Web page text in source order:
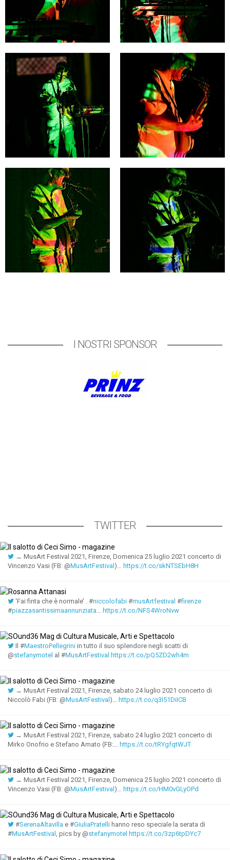
I NOSTRI SPONSOR
TWITTER
→ MusArt Festival 2021, Firenze, Domenica 25 luglio 2021 concerto di
Vincenzo Vasi (FB: @MusArtFestival )… https://t.co/skNTSEbH8H
‘Fai finta che è normale’ . #niccolofabi #musArtfestival #firenze
#piazzasantissimaannunziata… https://t.co/NFS4WroNvw
Il #MaestroPellegrini in tutto il suo splendore negli scatti di
@stefanymotel al #MusArtFestival https://t.co/pQ5ZD2wh4m
→ MusArt Festival 2021, Firenze, sabato 24 luglio 2021 concerto di
Niccolò Fabi (FB: @MusArtFestival )… https://t.co/q3I51DiICB
→ MusArt Festival 2021, Firenze, sabato 24 luglio 2021 concerto di
Mirko Onofrio e Stefano Amato (FB:… https://t.co/tRYgfqtWJT
→ MusArt Festival 2021, Firenze, Domenica 25 luglio 2021 concerto di
Vincenzo Vasi (FB: @MusArtFestival )… https://t.co/HM0vGLyOPd
#SerenaAltavilla e #GiuliaPratelli hanno reso speciale la serata di
#MusArtFestival , pics by @stefanymotel https://t.co/3zp6tpDYc7